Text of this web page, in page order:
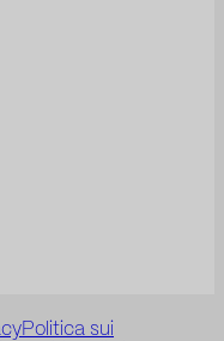
Politica sui